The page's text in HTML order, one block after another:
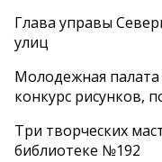
Глава управы
улиц
Молодежная
конкурс рисунков,
Три творческих
библиотеке №192